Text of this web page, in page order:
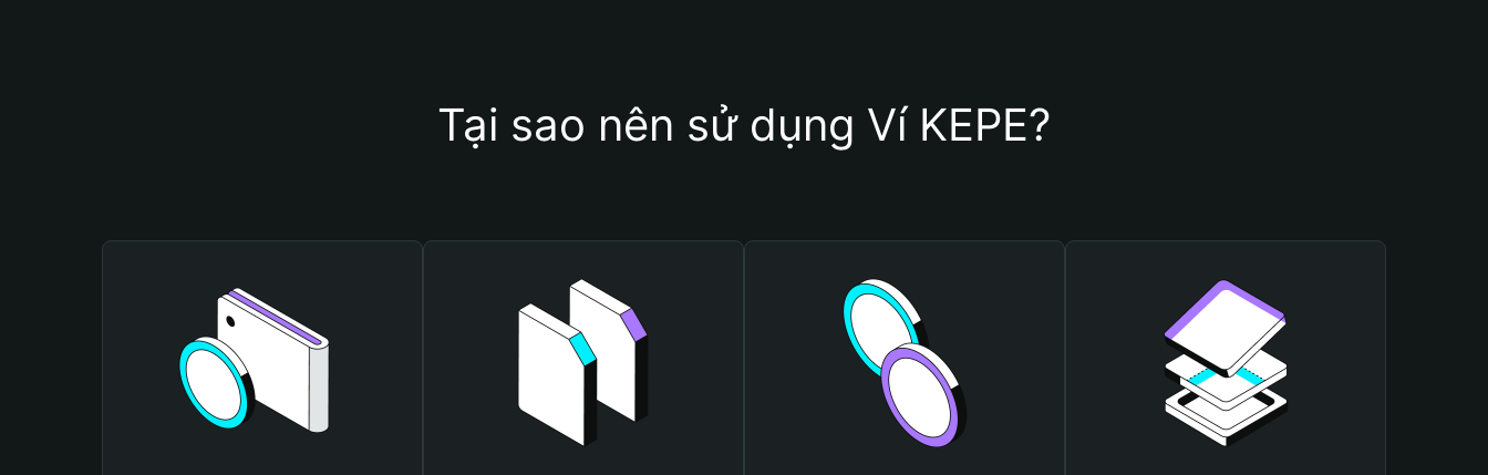
Tại sao nên sử dụng Ví KEPE?